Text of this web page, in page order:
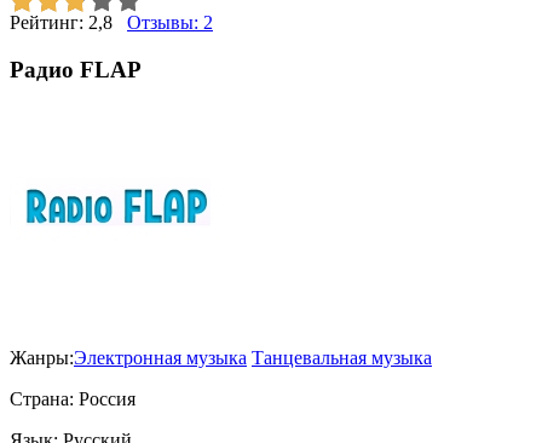
Рейтинг: 2,8 Отзывы: 2
Радио FLAP
Жанры:Электронная музыка Танцевальная музыка
Страна: Россия